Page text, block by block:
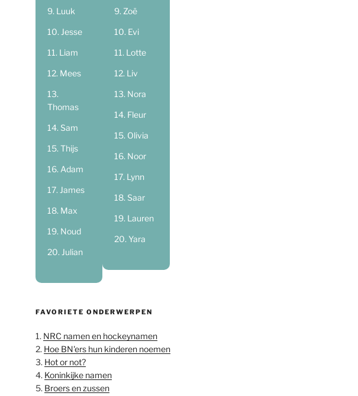
Luuk
Jesse
Liam
Mees
Thomas
Sam
Thijs
Adam
James
Max
Noud
Julian
Zoë
Evi
Lotte
Liv
Nora
Fleur
Olivia
Noor
Lynn
Saar
Lauren
Yara
FAVORIETE ONDERWERPEN
1. NRC namen en hockeynamen
2. Hoe BN'ers hun kinderen noemen
3. Hot or not?
4. Koninkijke namen
5. Broers en zussen